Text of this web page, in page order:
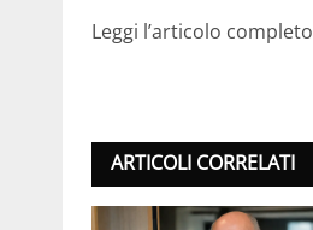
Leggi l’articolo completo
ARTICOLI CORRELATI